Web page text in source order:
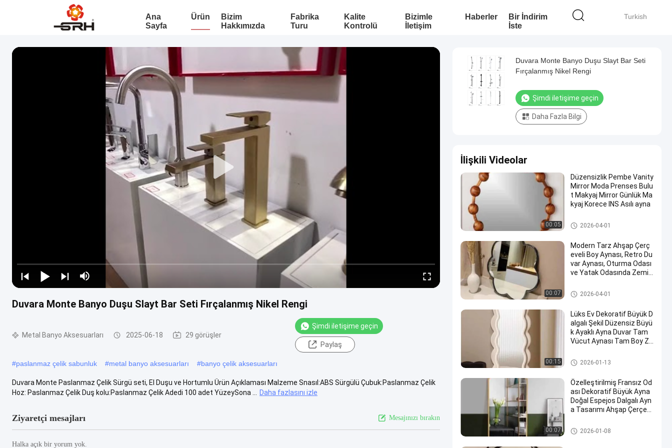
Turkish
Ana
Sayfa
Ürün
Bizim
Hakkımızda
Fabrika
Turu
Kalite
Kontrolü
Bizimle
İletişim
Haberler
Bir İndirim
İste
Duvara Monte Banyo Duşu Slayt Bar Seti Fırçalanmış Nikel Rengi
Metal Banyo Aksesuarları 2025-06-18 29 görüşler
Şimdi iletişime geçin
Paylaş
#paslanmaz çelik sabunluk #metal banyo aksesuarları #banyo çelik aksesuarları
Duvara Monte Paslanmaz Çelik Sürgü seti, El Duşu ve Hortumlu Ürün Açıklaması Malzeme Snasıl:ABS Sürgülü Çubuk:Paslanmaz Çelik
Hoz: Paslanmaz Çelik Duş kolu:Paslanmaz Çelik Adedi 100 adet YüzeySona ...
Daha fazlasını izle
Ziyaretçi mesajları Mesajınızı bırakın
Halka açık bir yorum yok.
Duvara Monte Banyo Duşu Slayt Bar Seti
Fırçalanmış Nikel Rengi
Şimdi iletişime geçin
Daha Fazla Bilgi
İlişkili Videolar
00:05
Düzensizlik Pembe Vanity
Mirror Moda Prenses Bulu
t Makyaj Mirror Günlük Ma
kyaj Korece INS Asılı ayna
Metal Banyo Aksesuarları
2026-04-01
00:07
Modern Tarz Ahşap Çerç
eveli Boy Aynası, Retro Du
var Aynası, Oturma Odası
ve Yatak Odasında Zemin
ygun
Metal Banyo Aksesuarları
2026-04-01
00:15
Lüks Ev Dekoratif Büyük D
algalı Şekil Düzensiz Büyü
k Ayaklı Ayna Duvar Tam
Vücut Aynası Tam Boy Ze
Metal Banyo Aksesuarları
2026-01-13
00:07
Özelleştirilmiş Fransız Od
ası Dekoratif Büyük Ayna
Doğal Espejos Dalgalı Ayn
a Tasarımı Ahşap Çerçev
a Aynası
Metal Banyo Aksesuarları
2026-01-08